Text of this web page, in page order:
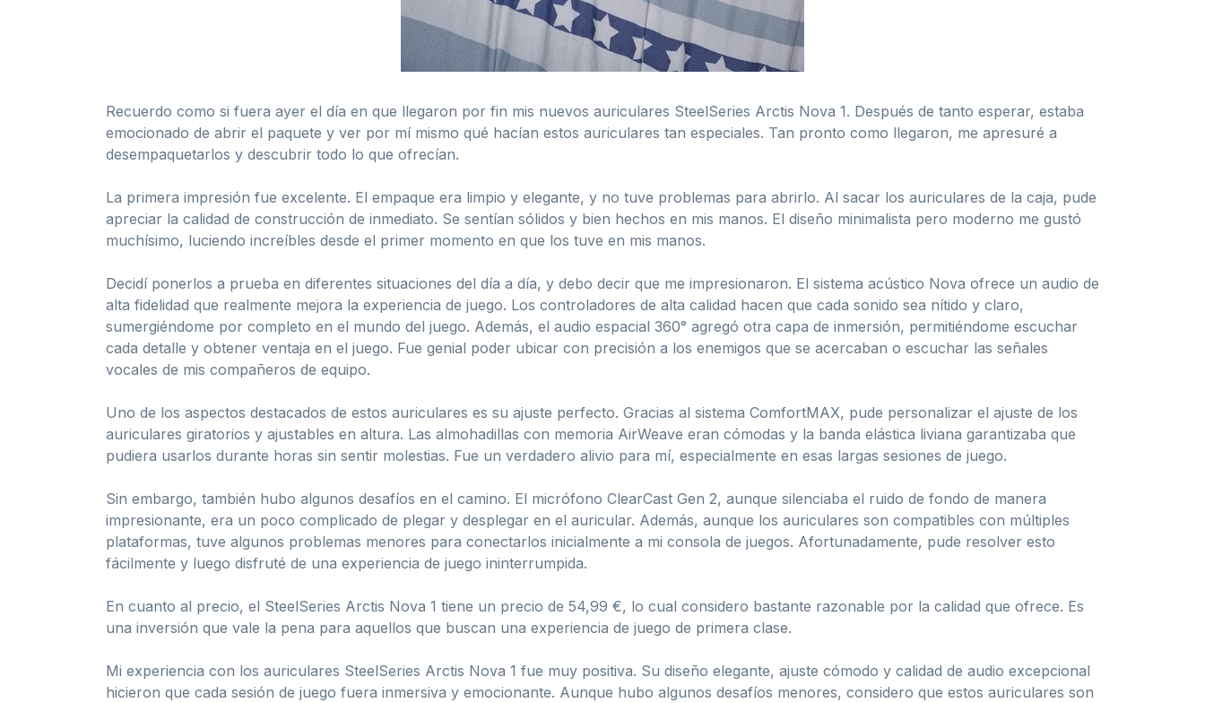
Recuerdo como si fuera ayer el día en que llegaron por fin mis nuevos auriculares SteelSeries Arctis Nova 1. Después de tanto esperar, estaba
emocionado de abrir el paquete y ver por mí mismo qué hacían estos auriculares tan especiales. Tan pronto como llegaron, me apresuré a
desempaquetarlos y descubrir todo lo que ofrecían.
La primera impresión fue excelente. El empaque era limpio y elegante, y no tuve problemas para abrirlo. Al sacar los auriculares de la caja, pude
apreciar la calidad de construcción de inmediato. Se sentían sólidos y bien hechos en mis manos. El diseño minimalista pero moderno me gustó
muchísimo, luciendo increíbles desde el primer momento en que los tuve en mis manos.
Decidí ponerlos a prueba en diferentes situaciones del día a día, y debo decir que me impresionaron. El sistema acústico Nova ofrece un audio de
alta fidelidad que realmente mejora la experiencia de juego. Los controladores de alta calidad hacen que cada sonido sea nítido y claro,
sumergiéndome por completo en el mundo del juego. Además, el audio espacial 360° agregó otra capa de inmersión, permitiéndome escuchar
cada detalle y obtener ventaja en el juego. Fue genial poder ubicar con precisión a los enemigos que se acercaban o escuchar las señales
vocales de mis compañeros de equipo.
Uno de los aspectos destacados de estos auriculares es su ajuste perfecto. Gracias al sistema ComfortMAX, pude personalizar el ajuste de los
auriculares giratorios y ajustables en altura. Las almohadillas con memoria AirWeave eran cómodas y la banda elástica liviana garantizaba que
pudiera usarlos durante horas sin sentir molestias. Fue un verdadero alivio para mí, especialmente en esas largas sesiones de juego.
Sin embargo, también hubo algunos desafíos en el camino. El micrófono ClearCast Gen 2, aunque silenciaba el ruido de fondo de manera
impresionante, era un poco complicado de plegar y desplegar en el auricular. Además, aunque los auriculares son compatibles con múltiples
plataformas, tuve algunos problemas menores para conectarlos inicialmente a mi consola de juegos. Afortunadamente, pude resolver esto
fácilmente y luego disfruté de una experiencia de juego ininterrumpida.
En cuanto al precio, el SteelSeries Arctis Nova 1 tiene un precio de 54,99 €, lo cual considero bastante razonable por la calidad que ofrece. Es
una inversión que vale la pena para aquellos que buscan una experiencia de juego de primera clase.
Mi experiencia con los auriculares SteelSeries Arctis Nova 1 fue muy positiva. Su diseño elegante, ajuste cómodo y calidad de audio excepcional
hicieron que cada sesión de juego fuera inmersiva y emocionante. Aunque hubo algunos desafíos menores, considero que estos auriculares son